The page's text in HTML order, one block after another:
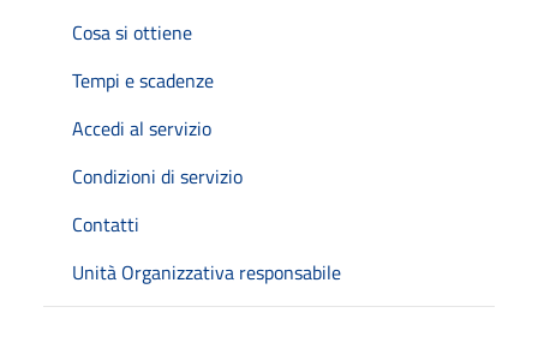
Cosa si ottiene
Tempi e scadenze
Accedi al servizio
Condizioni di servizio
Contatti
Unità Organizzativa responsabile